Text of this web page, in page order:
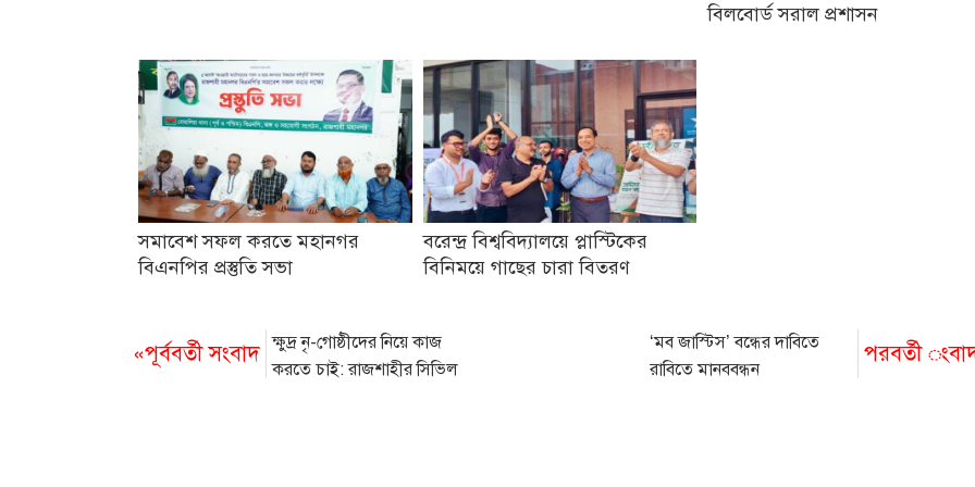
বিলবোর্ড সরাল প্রশাসন
সমাবেশ সফল করতে মহানগর
বিএনপির প্রস্তুতি সভা
বরেন্দ্র বিশ্ববিদ্যালয়ে প্লাস্টিকের
বিনিময়ে গাছের চারা বিতরণ
«পূর্ববর্তী সংবাদ ক্ষুদ্র নৃ-গোষ্ঠীদের নিয়ে কাজ
করতে চাই: রাজশাহীর সিভিল
পরবর্তী
‘মব জাস্টিস’ বন্ধের দাবিতে
রাবিতে মানববন্ধন